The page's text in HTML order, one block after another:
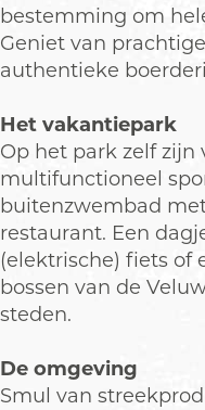
p
a
r
E
d
e
s
p
a
k
E
d
e
a
r
k
d
e
p
u
p
e
t
d
e
v
i
d
e
T
o
bestemming om
Geniet van
authentieke
Het vakantiepark
Op het park zelf zijn
multifunctioneel
buitenzwembad
restaurant. Een
(elektrische) fiets of
bossen van de
steden.
De omgeving
Smul van